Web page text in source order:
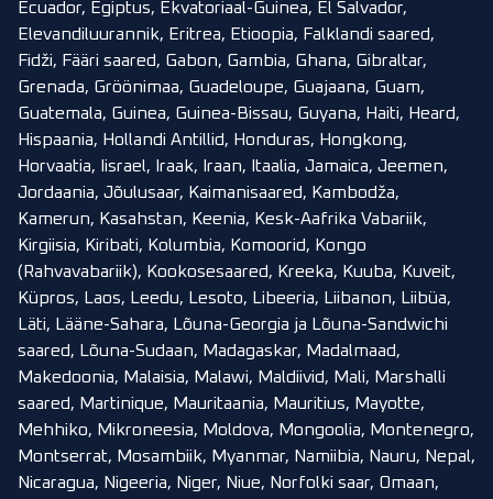
Ecuador, Egiptus, Ekvatoriaal-Guinea, El Salvador,
Elevandiluurannik, Eritrea, Etioopia, Falklandi saared,
Fidži, Fääri saared, Gabon, Gambia, Ghana, Gibraltar,
Grenada, Gröönimaa, Guadeloupe, Guajaana, Guam,
Guatemala, Guinea, Guinea-Bissau, Guyana, Haiti, Heard,
Hispaania, Hollandi Antillid, Honduras, Hongkong,
Horvaatia, Iisrael, Iraak, Iraan, Itaalia, Jamaica, Jeemen,
Jordaania, Jõulusaar, Kaimanisaared, Kambodža,
Kamerun, Kasahstan, Keenia, Kesk-Aafrika Vabariik,
Kirgiisia, Kiribati, Kolumbia, Komoorid, Kongo
(Rahvavabariik), Kookosesaared, Kreeka, Kuuba, Kuveit,
Küpros, Laos, Leedu, Lesoto, Libeeria, Liibanon, Liibüa,
Läti, Lääne-Sahara, Lõuna-Georgia ja Lõuna-Sandwichi
saared, Lõuna-Sudaan, Madagaskar, Madalmaad,
Makedoonia, Malaisia, Malawi, Maldiivid, Mali, Marshalli
saared, Martinique, Mauritaania, Mauritius, Mayotte,
Mehhiko, Mikroneesia, Moldova, Mongoolia, Montenegro,
Montserrat, Mosambiik, Myanmar, Namiibia, Nauru, Nepal,
Nicaragua, Nigeeria, Niger, Niue, Norfolki saar, Omaan,